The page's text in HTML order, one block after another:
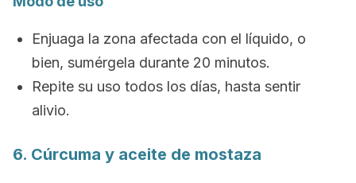
Enjuaga la zona afectada con el líquido, o
bien, sumérgela durante 20 minutos.
Repite su uso todos los días, hasta sentir
alivio.
6. Cúrcuma y aceite de mostaza